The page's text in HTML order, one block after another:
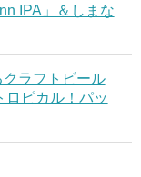
IPA」＆しまな
クラフトビール
ロピカル！パッ